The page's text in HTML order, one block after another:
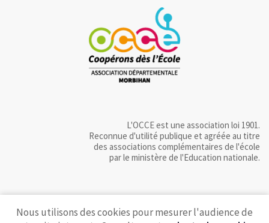
L'OCCE est une association loi 1901.
Reconnue d'utilité publique et agréée au titre
des associations complémentaires de l'école
par le ministère de l'Education nationale.
Nous utilisons des cookies pour mesurer l'audience de